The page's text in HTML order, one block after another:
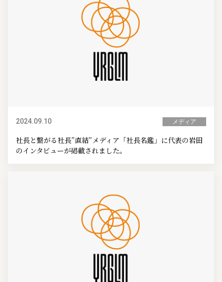
2024.09.10 メディア
社長と繋がる社長”直結”メディア「社長名鑑」に代表の岩田
のインタビューが掲載されました。